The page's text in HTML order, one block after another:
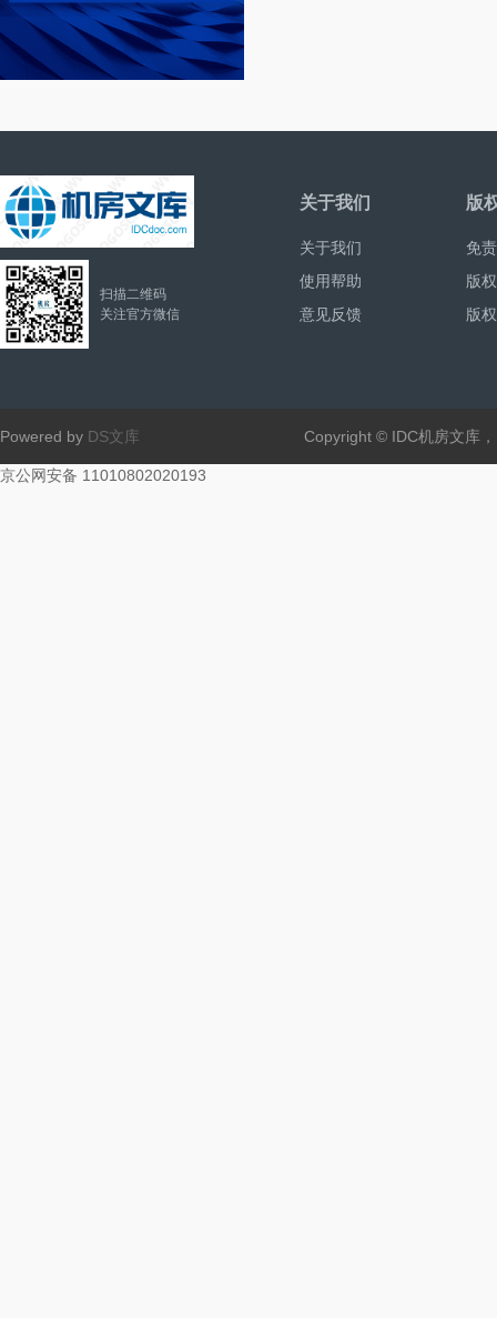
扫描二维码
关注官方微信
关于我们
关于我们
使用帮助
意见反馈
版
免
版
版
Powered by DS文库 Copyright © IDC机房文库
京公网安备 11010802020193